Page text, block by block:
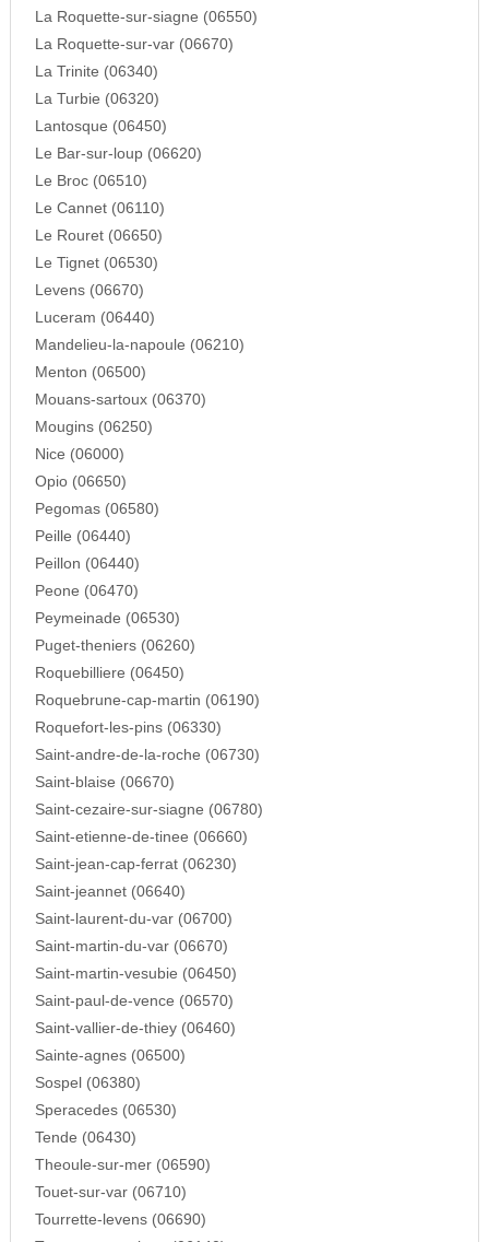
La Roquette-sur-siagne (06550)
La Roquette-sur-var (06670)
La Trinite (06340)
La Turbie (06320)
Lantosque (06450)
Le Bar-sur-loup (06620)
Le Broc (06510)
Le Cannet (06110)
Le Rouret (06650)
Le Tignet (06530)
Levens (06670)
Luceram (06440)
Mandelieu-la-napoule (06210)
Menton (06500)
Mouans-sartoux (06370)
Mougins (06250)
Nice (06000)
Opio (06650)
Pegomas (06580)
Peille (06440)
Peillon (06440)
Peone (06470)
Peymeinade (06530)
Puget-theniers (06260)
Roquebilliere (06450)
Roquebrune-cap-martin (06190)
Roquefort-les-pins (06330)
Saint-andre-de-la-roche (06730)
Saint-blaise (06670)
Saint-cezaire-sur-siagne (06780)
Saint-etienne-de-tinee (06660)
Saint-jean-cap-ferrat (06230)
Saint-jeannet (06640)
Saint-laurent-du-var (06700)
Saint-martin-du-var (06670)
Saint-martin-vesubie (06450)
Saint-paul-de-vence (06570)
Saint-vallier-de-thiey (06460)
Sainte-agnes (06500)
Sospel (06380)
Speracedes (06530)
Tende (06430)
Theoule-sur-mer (06590)
Touet-sur-var (06710)
Tourrette-levens (06690)